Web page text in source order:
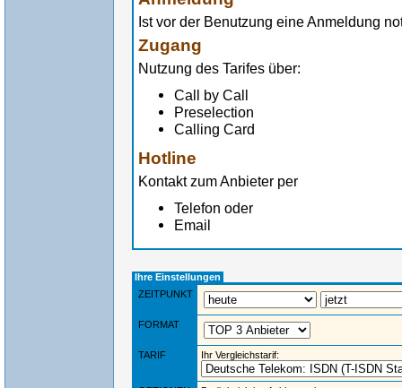
Ist vor der Benutzung eine Anmeldung
Zugang
Nutzung des Tarifes über:
Call by Call
Preselection
Calling Card
Hotline
Kontakt zum Anbieter per
Telefon oder
Email
Ihre Einstellungen
ZEITPUNKT
FORMAT
TARIF Ihr Vergleichstarif: